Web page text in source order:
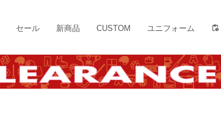
セール 新商品 CUSTOM ユニフォーム